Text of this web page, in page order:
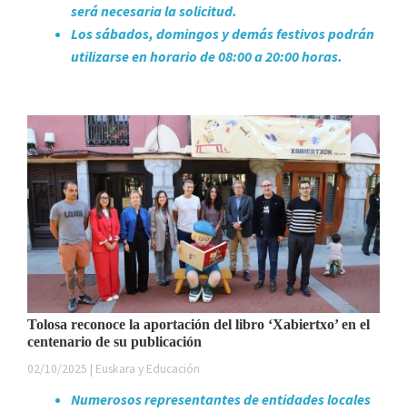
será necesaria la solicitud.
Los sábados, domingos y demás festivos podrán
utilizarse en horario de 08:00 a 20:00 horas.
Tolosa reconoce la aportación del libro ‘Xabiertxo’ en el
centenario de su publicación
02/10/2025 | Euskara y Educación
Numerosos representantes de entidades locales